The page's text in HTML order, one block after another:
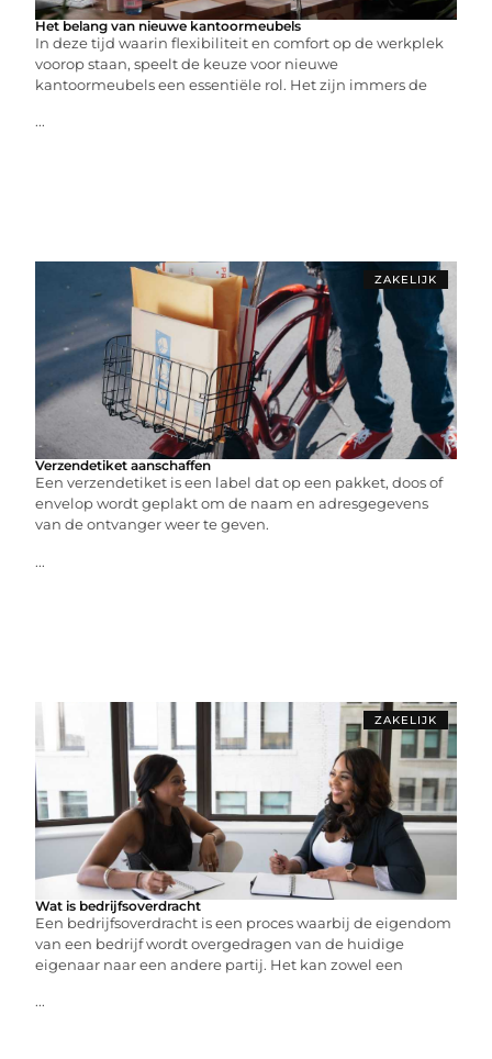
Het belang van nieuwe kantoormeubels
In deze tijd waarin flexibiliteit en comfort op de werkplek
voorop staan, speelt de keuze voor nieuwe
kantoormeubels een essentiële rol. Het zijn immers de
...
ZAKELIJK
Verzendetiket aanschaffen
Een verzendetiket is een label dat op een pakket, doos of
envelop wordt geplakt om de naam en adresgegevens
van de ontvanger weer te geven.
...
ZAKELIJK
Wat is bedrijfsoverdracht
Een bedrijfsoverdracht is een proces waarbij de eigendom
van een bedrijf wordt overgedragen van de huidige
eigenaar naar een andere partij. Het kan zowel een
...